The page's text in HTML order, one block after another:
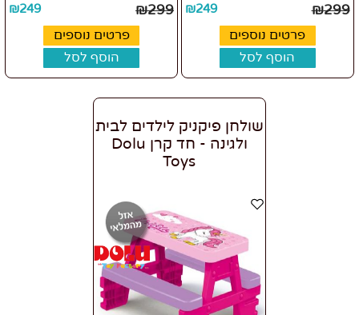
₪299
₪249
פרטים נוספים
הוסף לסל
₪299
₪249
פרטים נוספים
הוסף לסל
שולחן פיקניק לילדים לבית
ולגינה - חד קרן Dolu
Toys